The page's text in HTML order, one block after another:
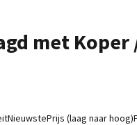
met Koper
NieuwstePrijs (laag naar hoog)